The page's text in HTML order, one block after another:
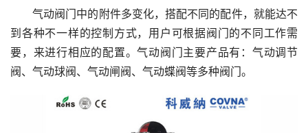
气动阀门中的附件多变化，搭配不同的配件，就能达不
到各种不一样的控制方式，用户可根据阀门的不同工作需
要，来进行相应的配置。气动阀门主要产品有：气动调节
阀、气动球阀、气动闸阀、气动蝶阀等多种阀门。